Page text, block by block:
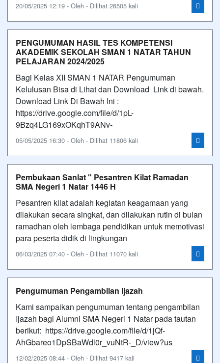
20/05/2025 12:19 - Oleh - Dilihat 26505 kali
PENGUMUMAN HASIL TES KOMPETENSI
AKADEMIK SEKOLAH SMAN 1 NATAR TAHUN
PELAJARAN 2024/2025
Bagi Kelas XII SMAN 1 NATAR Pengumuman
Kelulusan Bisa di Lihat dan Download Link di bawah.
Download Link Di Bawah Ini :
https://drive.google.com/file/d/1pL-
9Bzq4LG169xOKqhT9ANv-
05/05/2025 16:30 - Oleh - Dilihat 11806 kali
Pembukaan Sanlat " Pesantren Kilat Ramadan
SMA Negeri 1 Natar 1446 H
Pesantren kilat adalah kegiatan keagamaan yang
dilakukan secara singkat, dan dilakukan rutin di bulan
ramadhan oleh lembaga pendidikan untuk memotivasi
para peserta didik di lingkungan
06/03/2025 07:40 - Oleh - Dilihat 11070 kali
Pengumuman Pengambilan Ijazah
Kami sampaikan pengumuman tentang pengambilan
Ijazah bagi Alumni SMA Negeri 1 Natar pada tautan
berikut: https://drive.google.com/file/d/1jQf-
AhGbareo1DpSBaWdl0r_vuNtR-_D/view?us
12/02/2025 08:44 - Oleh - Dilihat 9417 kali